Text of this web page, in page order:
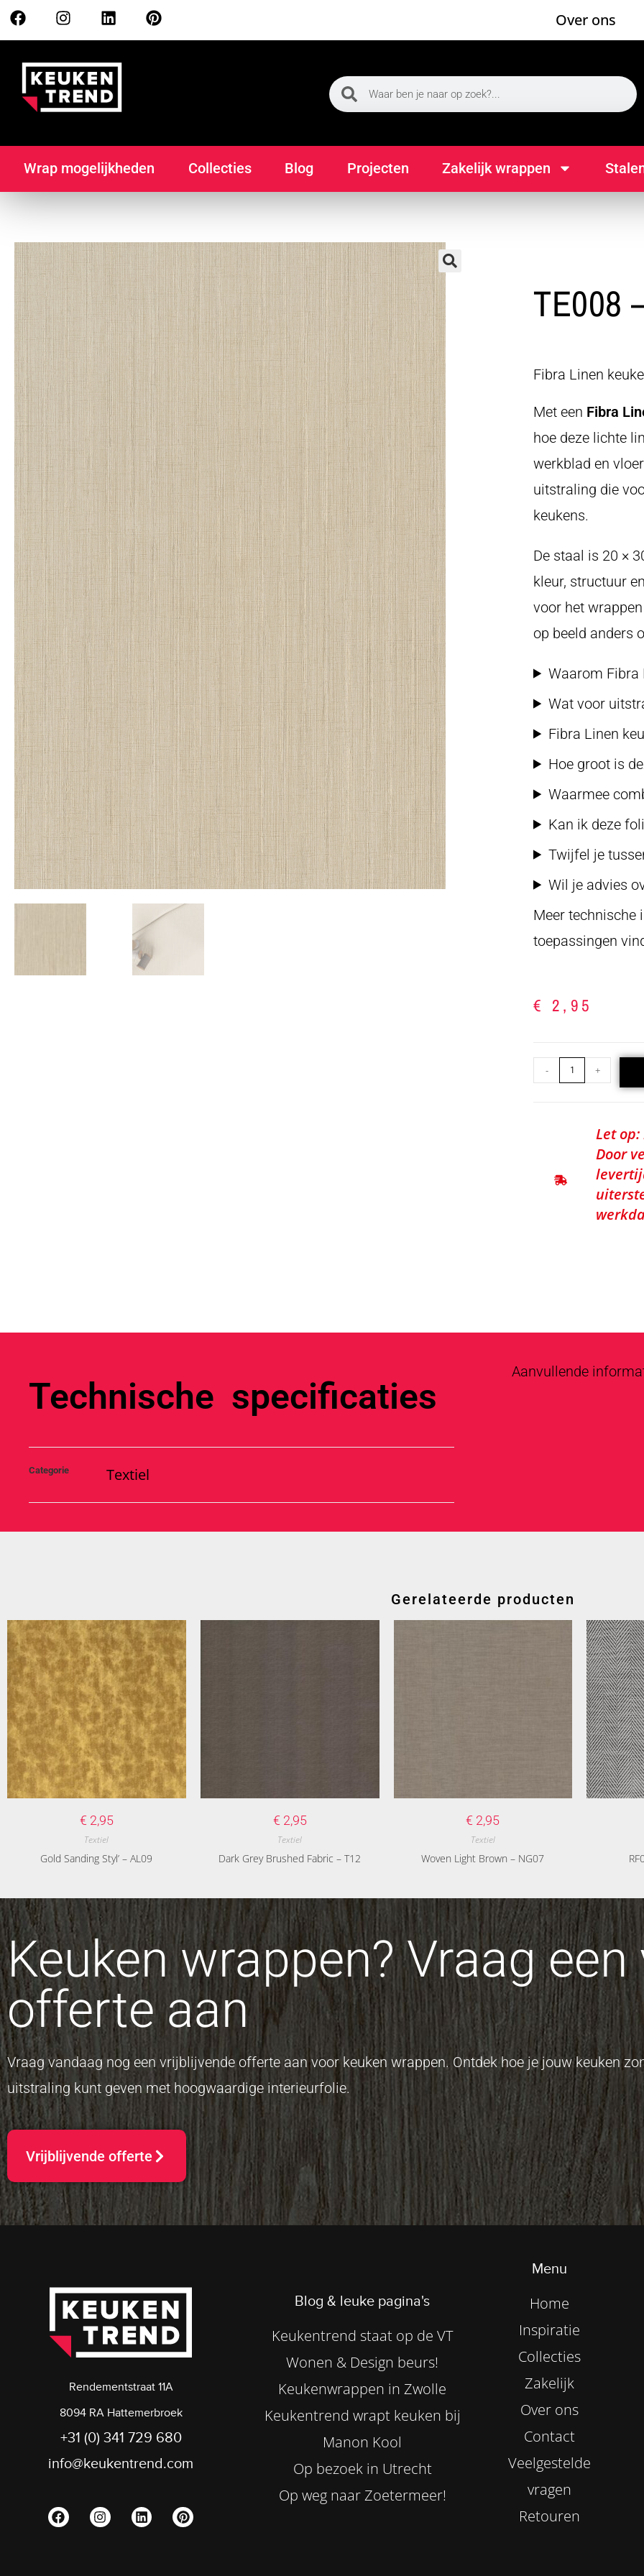
Over ons
Wrap mogelijkheden Collecties Blog Projecten Zakelijk wrappen
TE008
Fibra Linen
Met een Fibra
hoe deze lichte
werkblad en
uitstraling die
keukens.
De staal is 20 ×
kleur, structuur
voor het
op beeld anders
Waarom Fibra
Wat voor
Fibra Linen
Hoe groot is
Waarmee
Kan ik deze
Twijfel je
Wil je advies
Meer technische
toepassingen
€ 2,95
- +
Let
Door
Technische specificaties
Categorie Textiel
Aanvullende
Gerelateerde producten
€ 2,95
Textiel
Gold Sanding Styl’ – AL09
€ 2,95
Textiel
Dark Grey Brushed Fabric – T12
€ 2,95
Textiel
Woven Light Brown – NG07
Keuken wrappen? Vraag
offerte aan
Vraag vandaag nog een vrijblijvende offerte aan voor keuken wrappen. Ontdek hoe je jouw keuken
uitstraling kunt geven met hoogwaardige interieurfolie.
Vrijblijvende offerte
Rendementstraat 11A
8094 RA Hattemerbroek
+31 (0) 341 729 680
info@keukentrend.com
Blog & leuke pagina's
Keukentrend staat op de VT
Wonen & Design beurs!
Keukenwrappen in Zwolle
Keukentrend wrapt keuken bij
Manon Kool
Op bezoek in Utrecht
Op weg naar Zoetermeer!
Menu
Home
Inspiratie
Collecties
Zakelijk
Over ons
Contact
Veelgestelde
vragen
Retouren